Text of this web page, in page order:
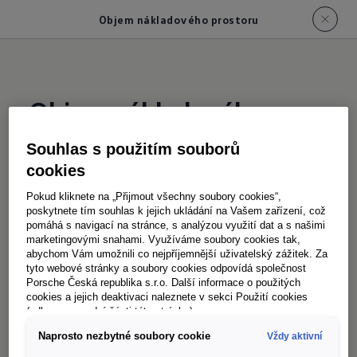
Objem nákladového prostoru
Objem nákladového
prostoru
Kapacity pro velké zakázky
Kdo toho chce hodně zvládnout, musí být také
schopen hodně toho přepravit. Crafter
skříňový vůz nabízí proto v závislosti na délce
rozvoru místo pro čtyři až šest europalet. To
odpovídá objemu nákladového prostoru¹ cca
Souhlas s použitím souborů
cookies
Pokud kliknete na „Přijmout všechny soubory cookies“,
poskytnete tím souhlas k jejich ukládání na Vašem zařízení, což
pomáhá s navigací na stránce, s analýzou využití dat a s našimi
marketingovými snahami. Využíváme soubory cookies tak,
abychom Vám umožnili co nejpříjemnější uživatelský zážitek. Za
tyto webové stránky a soubory cookies odpovídá společnost
Porsche Česká republika s.r.o. Další informace o použitých
cookies a jejich deaktivaci naleznete v sekci Použití cookies
(odkaz ve spodní části této stránky).
Naprosto nezbytné soubory cookie Vždy aktivní